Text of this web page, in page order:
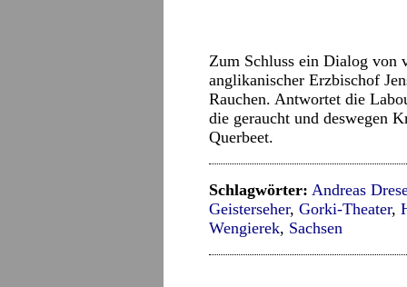
Zum Schluss ein Dialog von
anglikanischer Erzbischof
Rauchen. Antwortet die
die geraucht und deswegen
Querbeet.
Schlagwörter: Andreas
Geisterseher, Gorki-Theater,
Wengierek, Sachsen